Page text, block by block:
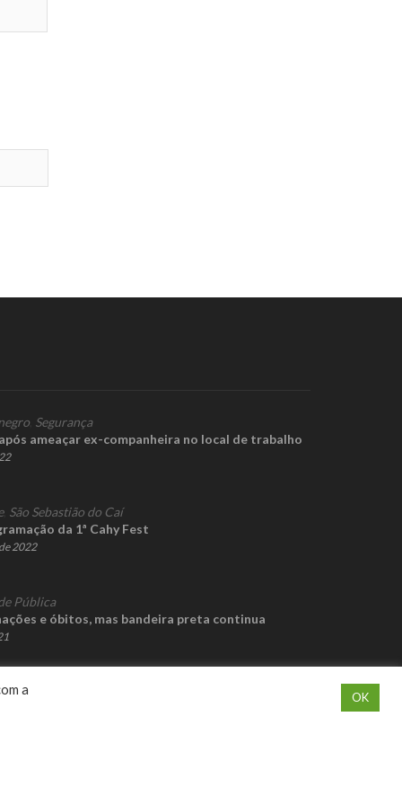
Segurança
ameaçar ex-companheira no local de trabalho
, São Sebastião do Caí
da 1ª Cahy Fest
2022
Pública
e óbitos, mas bandeira preta continua
a
OK